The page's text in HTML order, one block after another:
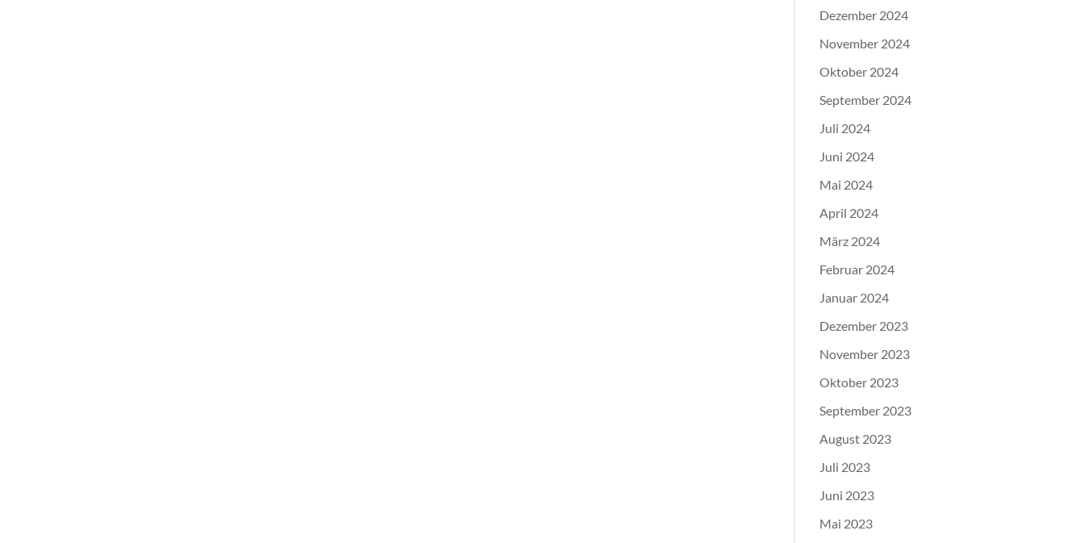
Dezember 2024
November 2024
Oktober 2024
September 2024
Juli 2024
Juni 2024
Mai 2024
April 2024
März 2024
Februar 2024
Januar 2024
Dezember 2023
November 2023
Oktober 2023
September 2023
August 2023
Juli 2023
Juni 2023
Mai 2023